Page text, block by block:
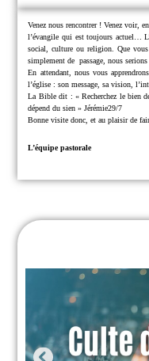
Venez nous rencontrer !Venez voir,
l’évangile qui est toujours actuel…
social, culture ou religion. Que
simplement depassage, nous
En attendant, nous vous
l’église : son message, sa vision,
La Bible dit : « Recherchez le bien
dépend du sien » Jérémie29/7
Bonne visite donc, et au plaisir de
L’équipe pastorale